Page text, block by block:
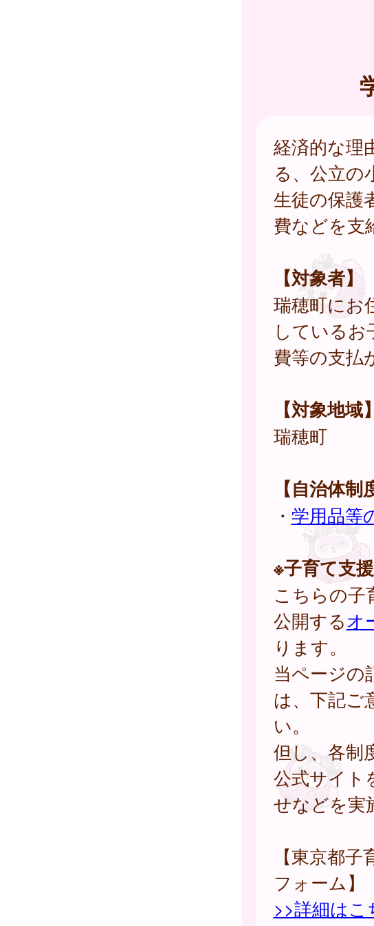
経済的な理
る、公立の
生徒の保護
費などを支
【対象者】
瑞穂町にお
しているお
費等の支払
【対象地域】
瑞穂町
【自治体制
・ 学用品等
※子育て支
こちらの子
公開するオ
ります。
当ページの
は、下記ご
い。
但し、各制
公式サイト
せなどを実
【東京都
フォーム】
>>詳細はこ